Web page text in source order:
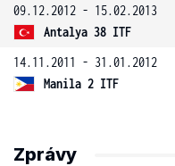
09.12.2012 - 15.02.2013
Antalya 38 ITF
14.11.2011 - 31.01.2012
Manila 2 ITF
Zprávy